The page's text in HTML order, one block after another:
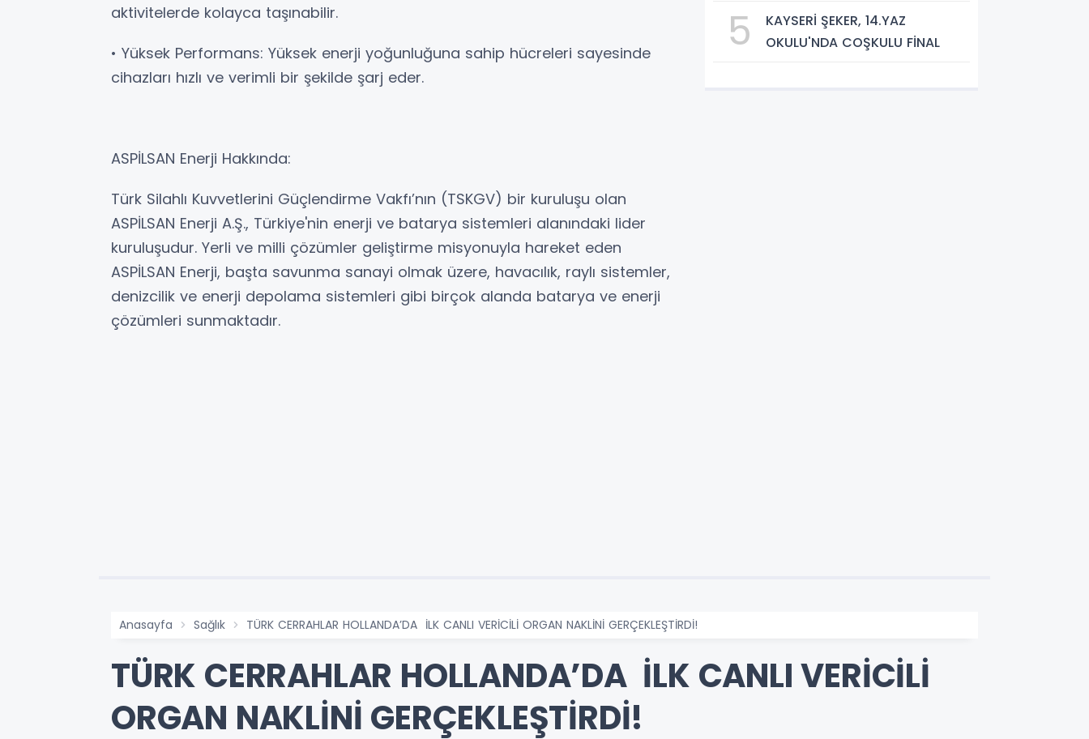
aktivitelerde kolayca taşınabilir.
• Yüksek Performans: Yüksek enerji yoğunluğuna sahip hücreleri sayesinde
cihazları hızlı ve verimli bir şekilde şarj eder.
ASPİLSAN Enerji Hakkında:
Türk Silahlı Kuvvetlerini Güçlendirme Vakfı’nın (TSKGV) bir kuruluşu olan
ASPİLSAN Enerji A.Ş., Türkiye'nin enerji ve batarya sistemleri alanındaki lider
kuruluşudur. Yerli ve milli çözümler geliştirme misyonuyla hareket eden
ASPİLSAN Enerji, başta savunma sanayi olmak üzere, havacılık, raylı sistemler,
denizcilik ve enerji depolama sistemleri gibi birçok alanda batarya ve enerji
çözümleri sunmaktadır.
5
KAYSERİ ŞEKER, 14.YAZ
OKULU'NDA COŞKULU FİNAL
Anasayfa Sağlık TÜRK CERRAHLAR HOLLANDA’DA İLK CANLI VERİCİLİ ORGAN NAKLİNİ GERÇEKLEŞTİRDİ!
TÜRK CERRAHLAR HOLLANDA’DA İLK CANLI VERİCİLİ
ORGAN NAKLİNİ GERÇEKLEŞTİRDİ!